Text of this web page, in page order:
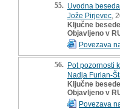
55. Uvodna
Jože Pirjevec ,
Ključne
Objavljeno v
Povezava
56. Pot pozornosti
Nadja Furlan-
Ključne
Objavljeno v
Povezava